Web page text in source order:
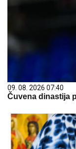
09. 08. 2026 07:40
Čuvena dinastija